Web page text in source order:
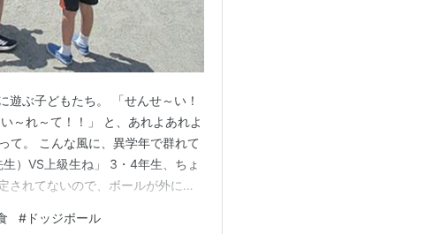
ぶ子どもたち。 「せんせ～い！
～れ～て！！」 と、あれよあれよ
て。 こんな風に、異学年で群れて
）VS上級生ね」 3・4年生、ちょ
されてないので、ボールが外に転
って・・・、 時間が来たら流れ
# ドッジボール